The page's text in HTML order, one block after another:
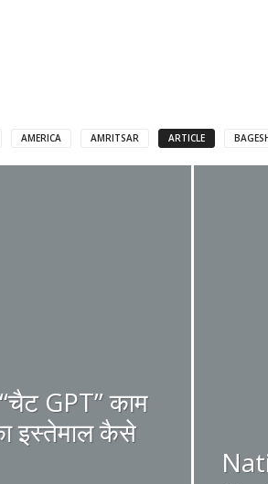
AMERICA AMRITSAR ARTICLE
GPT” काम
इस्तेमाल कैसे